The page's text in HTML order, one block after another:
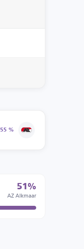
55 %
51%
AZ Alkmaar